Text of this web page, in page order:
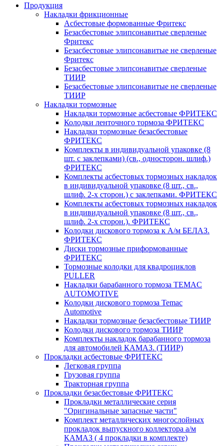
Продукция
Накладки фрикционные
Асбестовые формованные Фритекс
Безасбестовые элипсонавитые сверленые
Фритекс
Безасбестовые элипсонавитые не сверленые
Фритекс
Безасбестовые элипсонавитые сверленые
ТИИР
Безасбестовые элипсонавитые не сверленые
ТИИР
Накладки тормозные
Накладки тормозные асбестовые ФРИТЕКС
Колодки ленточного тормоза ФРИТЕКС
Накладки тормозные безасбестовые
ФРИТЕКС
Комплекты в индивидуальной упаковке (8
шт. с заклепками) (св., односторон. шлиф.)
ФРИТЕКС
Комплекты асбестовых тормозных накладок
в индивидуальной упаковке (8 шт., св.,
шлиф. 2-х сторон.) c заклепками. ФРИТЕКС
Комплекты асбестовых тормозных накладок
в индивидуальной упаковке (8 шт., св.,
шлиф. 2-х сторон.). ФРИТЕКС
Колодки дискового тормоза к А/м БЕЛАЗ.
ФРИТЕКС
Диски тормозные приформованные
ФРИТЕКС
Тормозные колодки для квадроциклов
PULLER
Накладки барабанного тормоза TEMAC
AUTOMOTIVE
Колодки дискового тормоза Temac
Automotive
Накладки тормозные безасбестовые ТИИР
Колодки дискового тормоза ТИИР
Комплекты накладок барабанного тормоза
для автомобилей КАМАЗ. (ТИИР)
Прокладки асбестовые ФРИТЕКС
Легковая группа
Грузовая группа
Тракторная группа
Прокладки безасбестовые ФРИТЕКС
Прокладки металлические серия
"Оригинальные запасные части"
Комплект металлических многослойных
прокладок выпускного коллектора а/м
КАМАЗ ( 4 прокладки в комплекте)